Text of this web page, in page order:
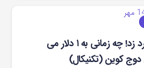
دوج کوین رکورد زد! چه زمانی به ۱ دلار می
کوین (تکنیکال)